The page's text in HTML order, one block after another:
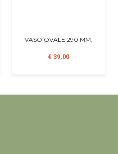
VASO OVALE 290 MM.
€ 39,00